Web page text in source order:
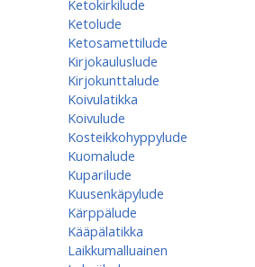
Ketokirkilude
Ketolude
Ketosamettilude
Kirjokauluslude
Kirjokunttalude
Koivulatikka
Koivulude
Kosteikkohyppylude
Kuomalude
Kuparilude
Kuusenkäpylude
Kärppälude
Kääpälatikka
Laikkumalluainen